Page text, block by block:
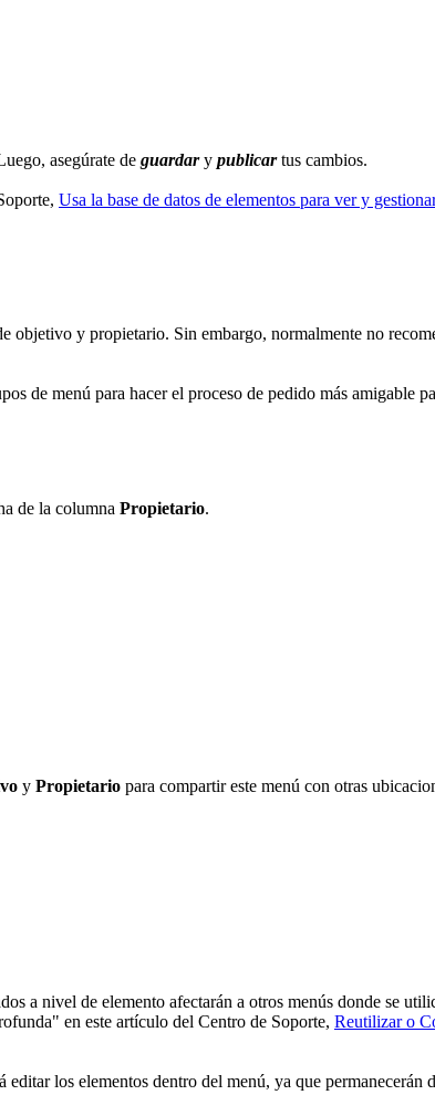
asegúrate de guardary publicartus cambios.
Usa la base de datos de elementos para ver y
objetivo y propietario. Sin embargo, normalmente no
de menú para hacer el proceso de pedido más amigable
de la columna Propietario.
y Propietario para compartir este menú con otras
a nivel de elemento afectarán a otros menús donde se
en este artículo del Centro de Soporte, Reutilizar o
los elementos dentro del menú, ya que